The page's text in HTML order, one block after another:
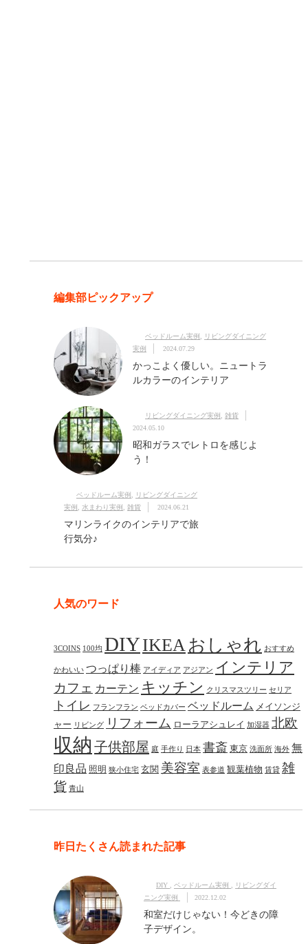
編集部ピックアップ
ベッドルーム実例
リビングダイニング
実例
2024.07.29
かっこよく優しい。ニュートラ
ルカラーのインテリア
リビングダイニング実例
雑貨
2024.05.10
昭和ガラスでレトロを感じよ
う！
ベッドルーム実例
リビングダイニング
実例
水まわり実例 雑貨 2024.06.21
マリンライクのインテリアで旅
行気分♪
人気のワード
3COINS 100均 DIYIKEAおしゃれ おすすめ
かわいい つっぱり棒 アイディア アジアン インテリア
カフェ カーテン キッチン クリスマスツリー セリア
トイレ フランフラン ベッドカバー ベッドルーム メイソンジ
ャー リビング リフォーム ローラアシュレイ 加湿器 北欧
収納 子供部屋 庭 手作り 日本 書斎 東京 洗面所 海外 無
印良品 照明 狭小住宅 玄関 美容室 表参道 観葉植物 賃貸 雑
貨 青山
昨日たくさん読まれた記事
DIY ベッドルーム実例
リビングダイ
ニング実例
2022.12.02
和室だけじゃない！今どきの障
子デザイン。